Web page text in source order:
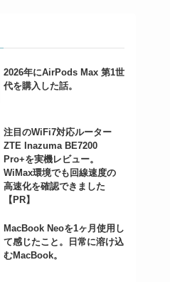
2026年にAirPods Max 第1世
代を購入した話。
注目のWiFi7対応ルーター
ZTE Inazuma BE7200
Pro+を実機レビュー。
WiMax環境でも回線速度の
高速化を確認できました
【PR】
MacBook Neoを1ヶ月使用し
て感じたこと。日常に溶け込
むMacBook。